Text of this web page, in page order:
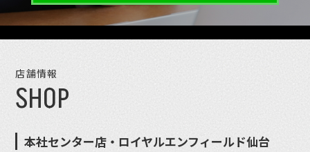
店舗情報
SHOP
本社センター店・ロイヤルエンフィールド仙台